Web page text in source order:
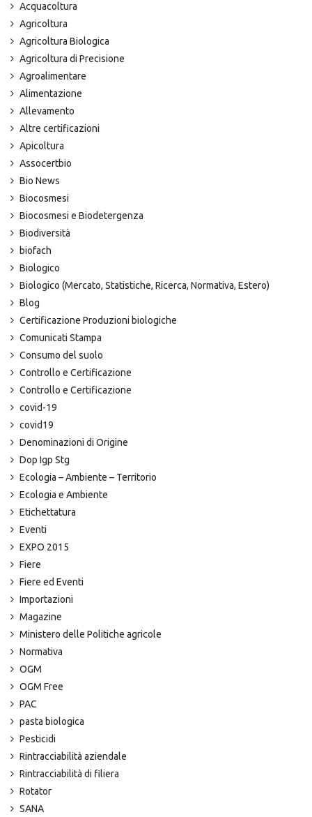
Acquacoltura
Agricoltura
Agricoltura Biologica
Agricoltura di Precisione
Agroalimentare
Alimentazione
Allevamento
Altre certificazioni
Apicoltura
Assocertbio
Bio News
Biocosmesi
Biocosmesi e Biodetergenza
Biodiversità
biofach
Biologico
Biologico (Mercato, Statistiche, Ricerca, Normativa, Estero)
Blog
Certificazione Produzioni biologiche
Comunicati Stampa
Consumo del suolo
Controllo e Certificazione
Controllo e Certificazione
covid-19
covid19
Denominazioni di Origine
Dop Igp Stg
Ecologia – Ambiente – Territorio
Ecologia e Ambiente
Etichettatura
Eventi
EXPO 2015
Fiere
Fiere ed Eventi
Importazioni
Magazine
Ministero delle Politiche agricole
Normativa
OGM
OGM Free
PAC
pasta biologica
Pesticidi
Rintracciabilità aziendale
Rintracciabilità di filiera
Rotator
SANA